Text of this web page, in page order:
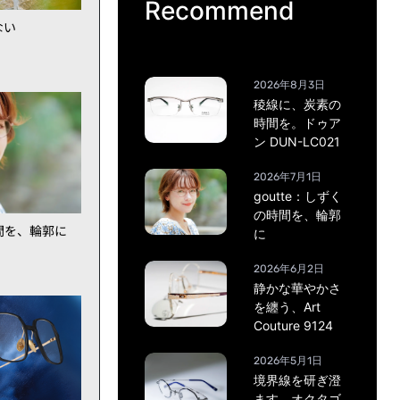
、輪郭に
Recommend
2026年8月3日
稜線に、炭素の
時間を。ドゥア
ン DUN-LC021
2026年7月1日
goutte：しずく
の時間を、輪郭
に
2026年6月2日
静かな華やかさ
を纏う、Art
Couture 9124
2026年5月1日
境界線を研ぎ澄